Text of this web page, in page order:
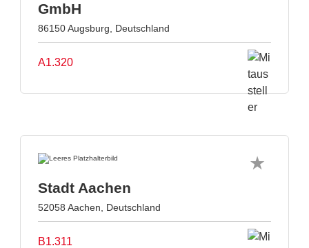
GmbH
86150 Augsburg, Deutschland
A1.320
Stadt Aachen
52058 Aachen, Deutschland
B1.311